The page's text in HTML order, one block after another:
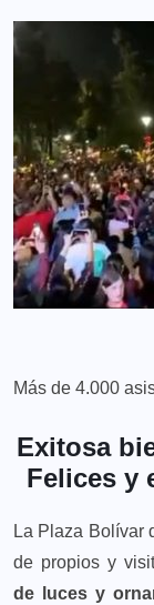
Más de 4.000
Exitosa
Felices y
La Plaza Bolívar
de propios y
de luces y